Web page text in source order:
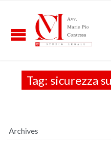
Tag: sicurezza
Archives